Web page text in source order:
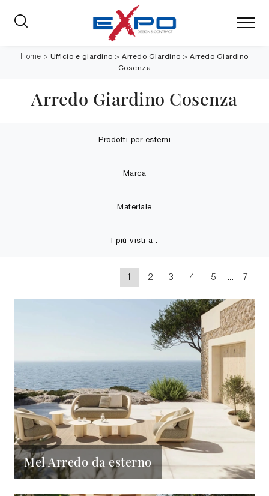
Home > Ufficio e giardino >Arredo Giardino >Arredo Giardino
Cosenza
Arredo Giardino Cosenza
Prodotti per esterni
Marca
Materiale
I più visti a :
1 2 3 4 5 .... 7
Mel Arredo da esterno